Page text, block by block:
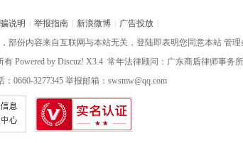
说明 举报指南 新浪微博 广告投放
部份内容来自互联网与本站无关，登陆即表明您同意本站 管理
Powered by Discuz! X3.4 常年法律顾问：广东商盾律师事务所
0660-3277345 举报邮箱：swsmw@qq.com